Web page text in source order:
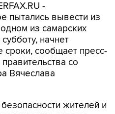
-
пытались вывести из
из самарских
начнет
сроки, сообщает пресс-
со
Вячеслава
жителей и